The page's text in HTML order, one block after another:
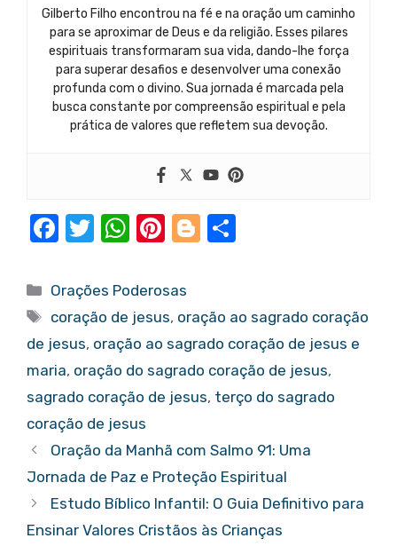
Gilberto Filho encontrou na fé e na oração um caminho
para se aproximar de Deus e da religião. Esses pilares
espirituais transformaram sua vida, dando-lhe força
para superar desafios e desenvolver uma conexão
profunda com o divino. Sua jornada é marcada pela
busca constante por compreensão espiritual e pela
prática de valores que refletem sua devoção.
F
c
e
b
o
o
k
T
it
te
r
W
at
s
A
p
p
Pi
er
e
st
Bl
g
er
e
Categorias
Orações Poderosas
Tags
coração de jesus, oração ao sagrado coração
de jesus, oração ao sagrado coração de jesus e
maria, oração do sagrado coração de jesus,
sagrado coração de jesus, terço do sagrado
coração de jesus
Oração da Manhã com Salmo 91: Uma
Jornada de Paz e Proteção Espiritual
Estudo Bíblico Infantil: O Guia Definitivo para
Ensinar Valores Cristãos às Crianças